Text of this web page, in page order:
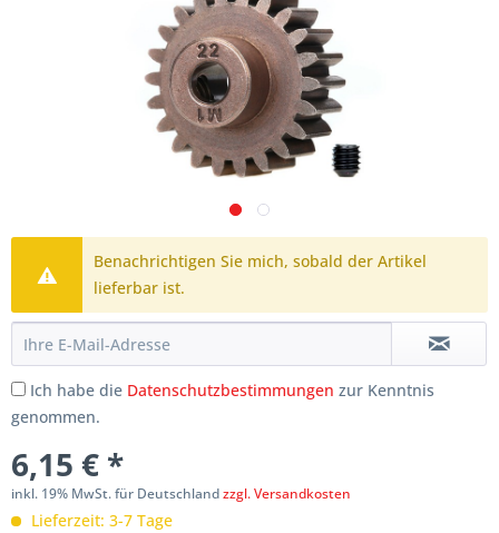
Benachrichtigen Sie mich, sobald der Artikel
lieferbar ist.
Ich habe die Datenschutzbestimmungen zur Kenntnis
genommen.
6,15 € *
inkl. 19% MwSt. für Deutschlandzzgl. Versandkosten
Lieferzeit: 3-7 Tage